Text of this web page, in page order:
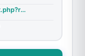
https://farmasi.by/index.php?route=account/auth